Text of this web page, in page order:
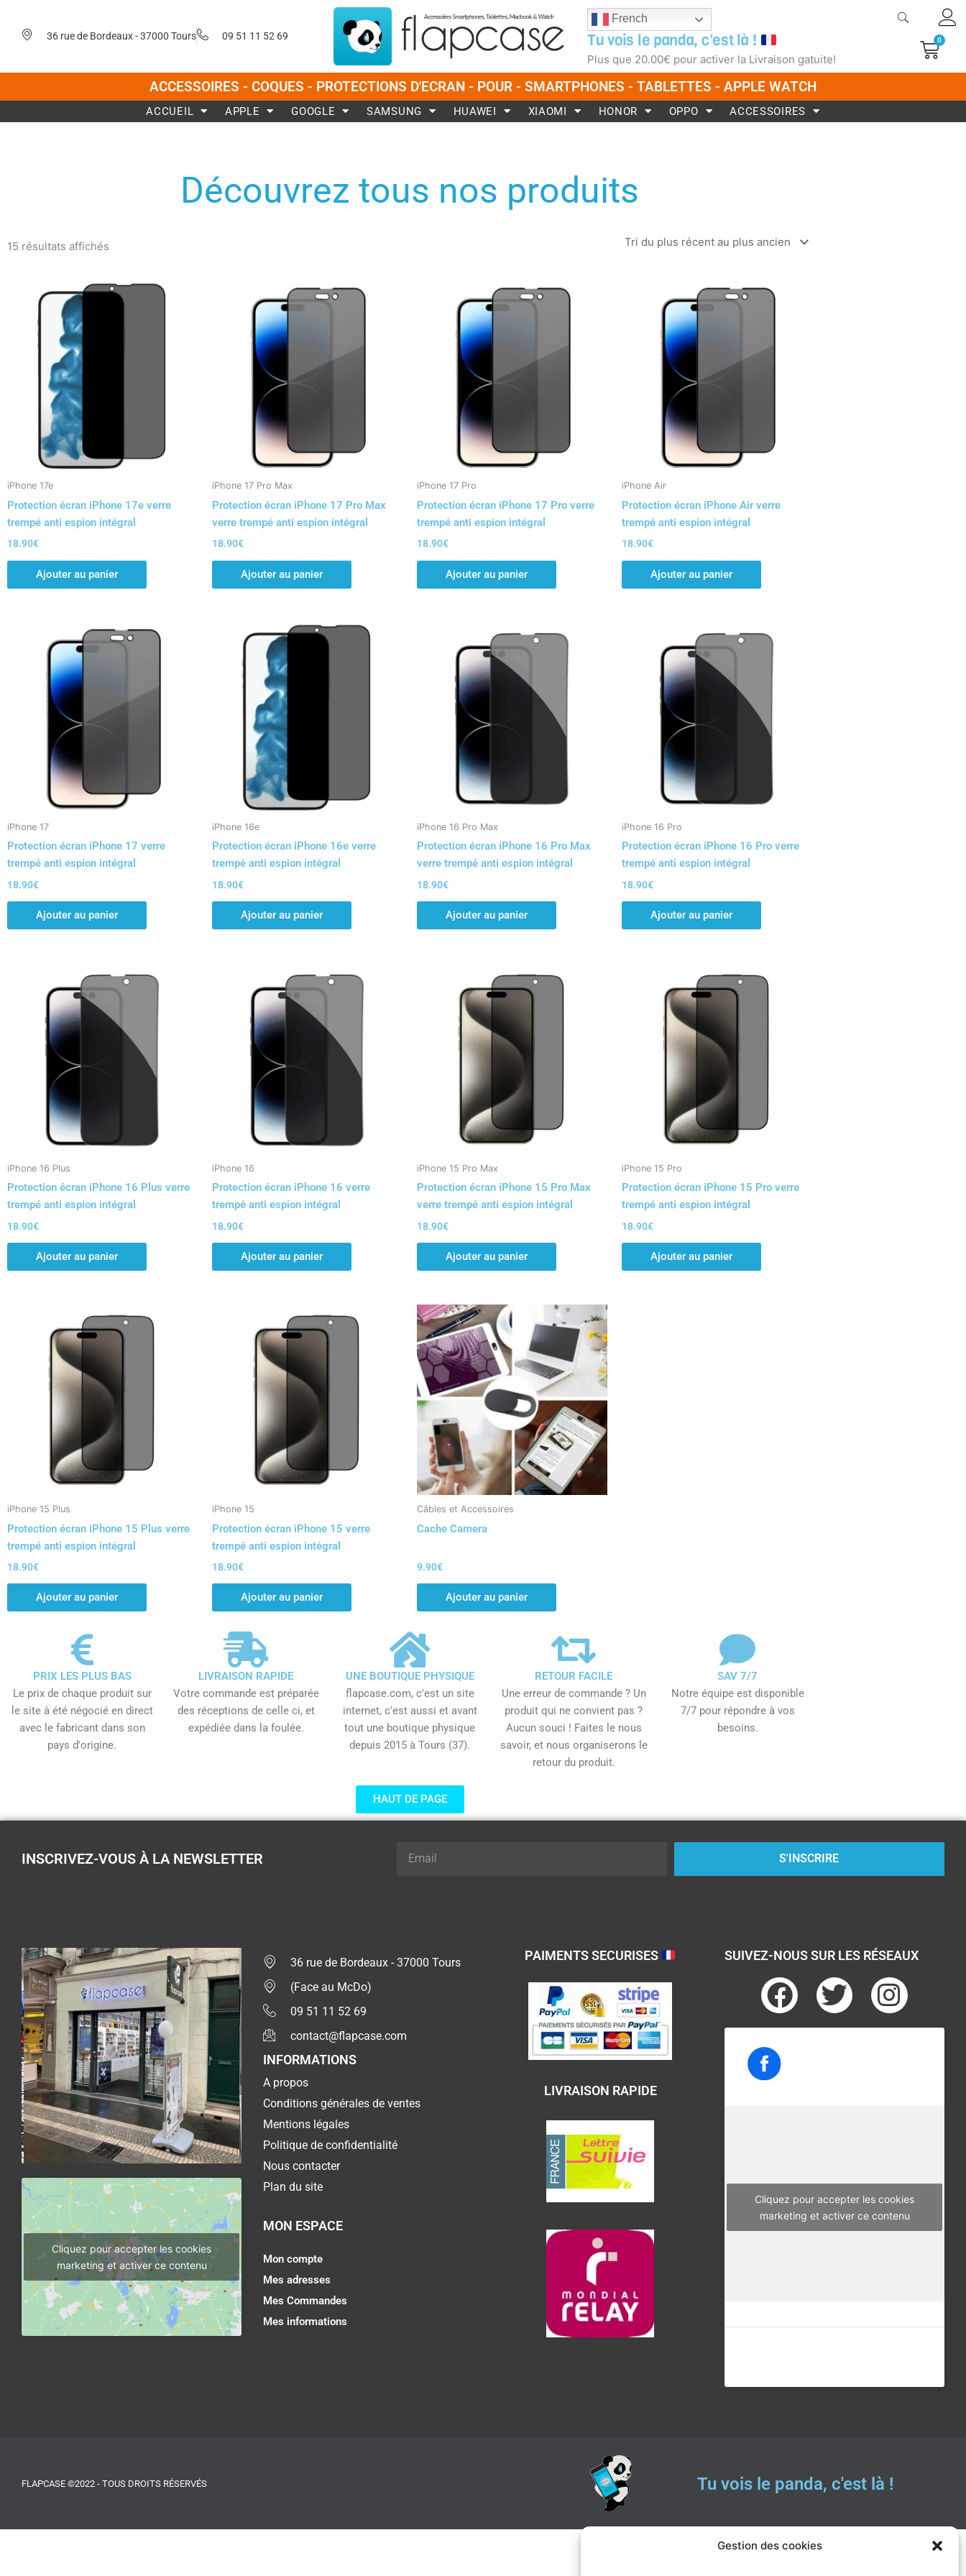
Gestion des cookies
contenu
36 rue de Bordeaux - 37000 Tours 09 51 11 52 69
French
Tu vois le panda, c'est là !
Plus que 20.00€ pour activer la Livraison gatuite!
0
ACCESSOIRES - COQUES - PROTECTIONS D'ECRAN - POUR - SMARTPHONES - TABLETTES - APPLE WATCH
ACCUEIL APPLE GOOGLE SAMSUNG HUAWEI XIAOMI HONOR OPPO ACCESSOIRES
Découvrez tous nos produits
15 résultats affichés
plus
ancien
iPhone 17e
Protection écran iPhone 17e verre
trempé anti espion intégral
18.90€
Ajouter au panier
iPhone 17 Pro Max
Protection écran iPhone 17 Pro Max
verre trempé anti espion intégral
18.90€
Ajouter au panier
iPhone 17 Pro
Protection écran iPhone 17 Pro verre
trempé anti espion intégral
18.90€
Ajouter au panier
iPhone Air
Protection écran iPhone Air verre
trempé anti espion intégral
18.90€
Ajouter au panier
iPhone 17
Protection écran iPhone 17 verre
trempé anti espion intégral
18.90€
Ajouter au panier
iPhone 16e
Protection écran iPhone 16e verre
trempé anti espion intégral
18.90€
Ajouter au panier
iPhone 16 Pro Max
Protection écran iPhone 16 Pro Max
verre trempé anti espion intégral
18.90€
Ajouter au panier
iPhone 16 Pro
Protection écran iPhone 16 Pro verre
trempé anti espion intégral
18.90€
Ajouter au panier
iPhone 16 Plus
Protection écran iPhone 16 Plus verre
trempé anti espion intégral
18.90€
Ajouter au panier
iPhone 16
Protection écran iPhone 16 verre
trempé anti espion intégral
18.90€
Ajouter au panier
iPhone 15 Pro Max
Protection écran iPhone 15 Pro Max
verre trempé anti espion intégral
18.90€
Ajouter au panier
iPhone 15 Pro
Protection écran iPhone 15 Pro verre
trempé anti espion intégral
18.90€
Ajouter au panier
iPhone 15 Plus
Protection écran iPhone 15 Plus verre
trempé anti espion intégral
18.90€
Ajouter au panier
iPhone 15
Protection écran iPhone 15 verre
trempé anti espion intégral
18.90€
Ajouter au panier
Câbles et Accessoires
Cache Camera
9.90€
Ajouter au panier
PRIX LES PLUS BAS
Le prix de chaque produit sur
le site à été négocié en direct
avec le fabricant dans son
pays d'origine.
LIVRAISON RAPIDE
Votre commande est préparée
des réceptions de celle ci, et
expédiée dans la foulée.
UNE BOUTIQUE PHYSIQUE
flapcase.com, c'est un site
internet, c'est aussi et avant
tout une boutique physique
depuis 2015 à Tours (37).
RETOUR FACILE
Une erreur de commande ? Un
produit qui ne convient pas ?
Aucun souci ! Faites le nous
savoir, et nous organiserons le
retour du produit.
SAV 7/7
Notre équipe est disponible
7/7 pour répondre à vos
besoins.
HAUT DE PAGE
INSCRIVEZ-VOUS À LA NEWSLETTER S'INSCRIRE
Cliquez pour accepter les cookies
marketing et activer ce contenu
36 rue de Bordeaux - 37000 Tours
(Face au McDo)
09 51 11 52 69
contact@flapcase.com
INFORMATIONS
A propos
Conditions générales de ventes
Mentions légales
Politique de confidentialité
Nous contacter
Plan du site
MON ESPACE
Mon compte
Mes adresses
Mes Commandes
Mes informations
PAIMENTS SECURISES
LIVRAISON RAPIDE
SUIVEZ-NOUS SUR LES RÉSEAUX
F
a
e
T
w
I
n
m
Cliquez pour accepter les cookies
marketing et activer ce contenu
FLAPCASE ©2022 - TOUS DROITS RÉSERVÉS Tu vois le panda, c'est là !